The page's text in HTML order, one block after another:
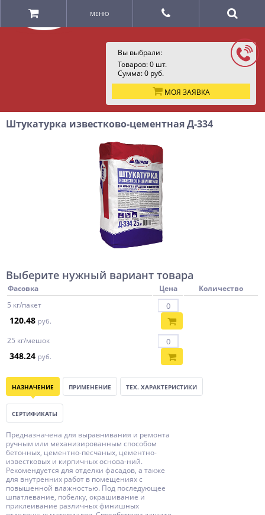
Вы выбрали:
Товаров:0 шт.
Сумма:0 руб.
МОЯ ЗАЯВКА
МЕНЮ
Штукатурка известково-цементная Д-334
Выберите нужный вариант товара
Фасовка Цена
Количество
5 кг/пакет
120.48 руб.
25 кг/мешок
348.24 руб.
НАЗНАЧЕНИЕ ПРИМЕНЕНИЕ ТЕХ. ХАРАКТЕРИСТИКИ
СЕРТИФИКАТЫ
Предназначена для выравнивания и ремонта
ручным или механизированным способом
бетонных, цементно-песчаных, цементно-
известковых и кирпичных основа-ний.
Рекомендуется для отделки фасадов, а также
для внутренних работ в помещениях с
повышенной влажностью. Под последующее
шпатлевание, побелку, окрашивание и
приклеивание различных финишных